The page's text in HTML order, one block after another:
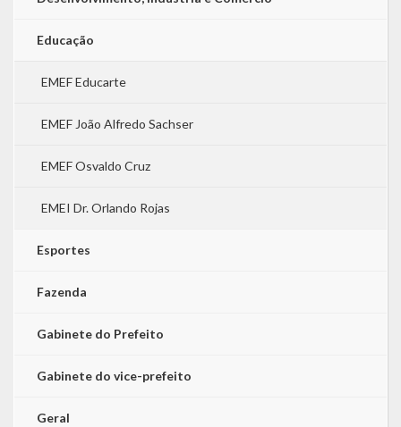
Educação
EMEF Educarte
EMEF João Alfredo Sachser
EMEF Osvaldo Cruz
EMEI Dr. Orlando Rojas
Esportes
Fazenda
Gabinete do Prefeito
Gabinete do vice-prefeito
Geral